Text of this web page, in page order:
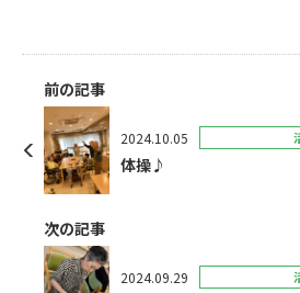
前の記事
2024.10.05
体操♪
次の記事
2024.09.29